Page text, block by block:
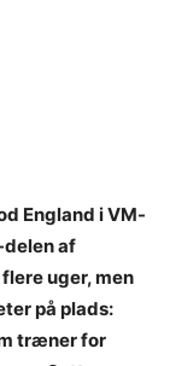
England i VM-
af
uger, men
på plads:
træner for